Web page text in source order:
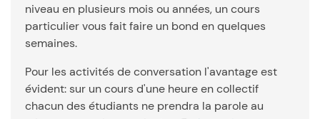
niveau en plusieurs mois ou années, un cours
particulier vous fait faire un bond en quelques
semaines.
Pour les activités de conversation l'avantage est
évident: sur un cours d'une heure en collectif
chacun des étudiants ne prendra la parole au